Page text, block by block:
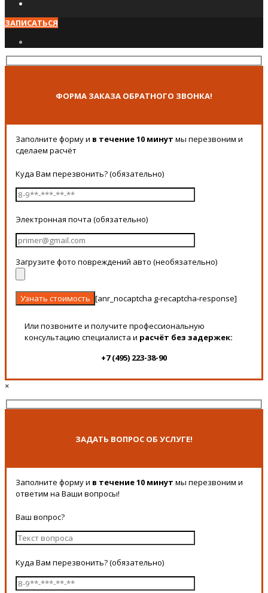
ЗАПИСАТЬСЯ
ФОРМА ЗАКАЗА ОБРАТНОГО ЗВОНКА!
Заполните форму и в течение 10 минут мы перезвоним и
сделаем расчёт
Куда Вам перезвонить? (обязательно)
Электронная почта (обязательно)
Загрузите фото повреждений авто (необязательно)
[anr_nocaptcha g-recaptcha-response]
Или позвоните и получите профессиональную
консультацию специалиста и расчёт без задержек:
+7 (495) 223-38-90
×
ЗАДАТЬ ВОПРОС ОБ УСЛУГЕ!
Заполните форму и в течение 10 минут мы перезвоним и
ответим на Ваши вопросы!
Ваш вопрос?
Куда Вам перезвонить? (обязательно)